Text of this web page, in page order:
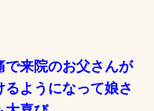
で来院のお父さんが
るようになって娘さ